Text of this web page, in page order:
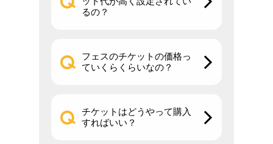
るの？
フェスのチケットの価格っ
ていくらくらいなの？
チケットはどうやって購入
すればいい？